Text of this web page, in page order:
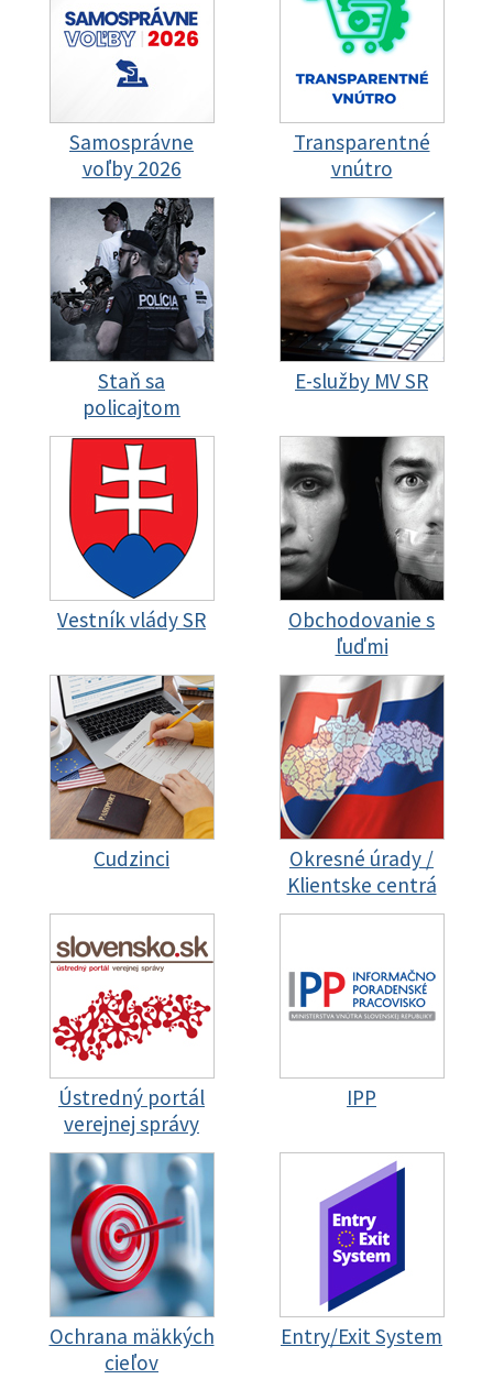
Samosprávne
voľby 2026
Transparentné
vnútro
Staň sa
policajtom
E-služby MV SR
Vestník vlády SR
Obchodovanie s
ľuďmi
Cudzinci
Okresné úrady /
Klientske centrá
Ústredný portál
verejnej správy
IPP
Ochrana mäkkých
cieľov
Entry/Exit System